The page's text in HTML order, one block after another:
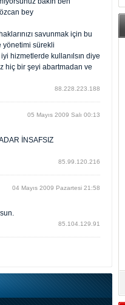
bey
savunmak için bu
yönetimi sürekli
hizmetlerde kullanılsın diye
hiç bir şeyi abartmadan ve
88.228.223.188
05 Mayıs 2009 Salı 00:13
İNSAFSIZ
85.99.120.216
04 Mayıs 2009 Pazartesi 21:58
85.104.129.91